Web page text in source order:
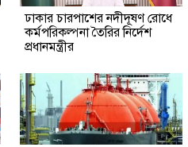
ঢাকার চারপাশের নদীদূষণ রোধে
কর্মপরিকল্পনা তৈরির নির্দেশ
প্রধানমন্ত্রীর